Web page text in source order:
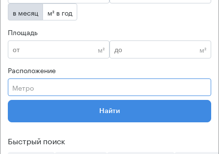
в месяц
м² в год
Площадь
м²
м²
Расположение
Метро
Найти
Быстрый поиск